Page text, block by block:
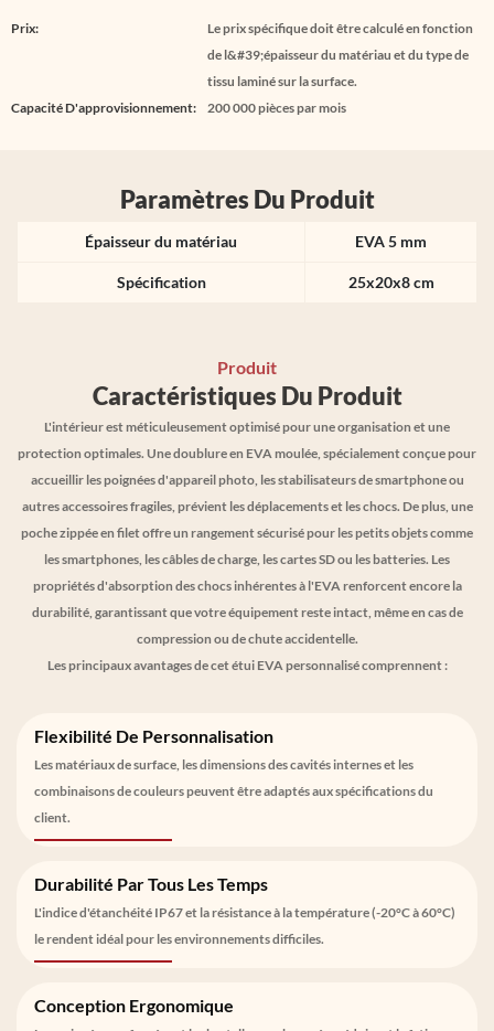
Prix:
Le prix spécifique doit être calculé en fonction
de l&#39;épaisseur du matériau et du type de
tissu laminé sur la surface.
Capacité D'approvisionnement:
200 000 pièces par mois
Paramètres Du Produit
Épaisseur du matériau EVA 5 mm
Spécification 25x20x8 cm
Produit
Caractéristiques Du Produit
L'intérieur est méticuleusement optimisé pour une organisation et une
protection optimales. Une doublure en EVA moulée, spécialement conçue pour
accueillir les poignées d'appareil photo, les stabilisateurs de smartphone ou
autres accessoires fragiles, prévient les déplacements et les chocs. De plus, une
poche zippée en filet offre un rangement sécurisé pour les petits objets comme
les smartphones, les câbles de charge, les cartes SD ou les batteries. Les
propriétés d'absorption des chocs inhérentes à l'EVA renforcent encore la
durabilité, garantissant que votre équipement reste intact, même en cas de
compression ou de chute accidentelle.
Les principaux avantages de cet étui EVA personnalisé comprennent :
Flexibilité De Personnalisation
Les matériaux de surface, les dimensions des cavités internes et les
combinaisons de couleurs peuvent être adaptés aux spécifications du
client.
Durabilité Par Tous Les Temps
L'indice d'étanchéité IP67 et la résistance à la température (-20°C à 60°C)
le rendent idéal pour les environnements difficiles.
Conception Ergonomique